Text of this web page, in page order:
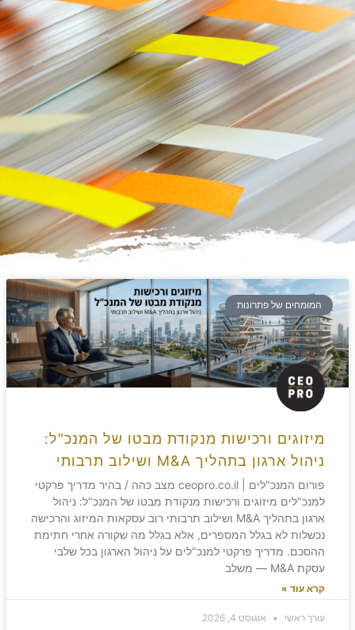
המומחים של פתרונות
מיזוגים ורכישות מנקודת מבטו של המנכ"ל:
ניהול ארגון בתהליך M&A ושילוב תרבותי
פורום המנכ"לים | ceopro.co.il מצב כהה / בהיר מדריך פרקטי
למנכ"לים מיזוגים ורכישות מנקודת מבטו של המנכ"ל: ניהול
ארגון בתהליך M&A ושילוב תרבותי רוב עסקאות המיזוג והרכישה
נכשלות לא בגלל המספרים, אלא בגלל מה שקורה אחרי חתימת
ההסכם. מדריך פרקטי למנכ"לים על ניהול הארגון בכל שלבי
עסקת M&A — משלב
קרא עוד »
עורך ראשי אוגוסט 4, 2026